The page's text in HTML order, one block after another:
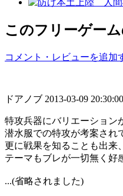
このフリーゲー
コメント・レビューを追加
ドアノブ 2013-03-09 20:30:00
特攻兵器にバリエーション
潜水服での特攻が考案され
更に戦果を知ることも出来
テーマもブレが一切無く好
...(省略されました)